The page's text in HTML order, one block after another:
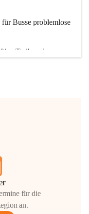
Busse problemlose
Treiben der
für die
an.